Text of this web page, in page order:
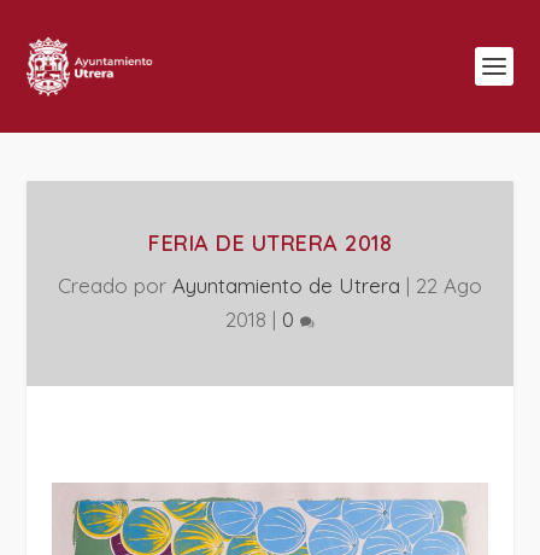
FERIA DE UTRERA 2018
Creado por Ayuntamiento de Utrera | 22 Ago
2018 | 0